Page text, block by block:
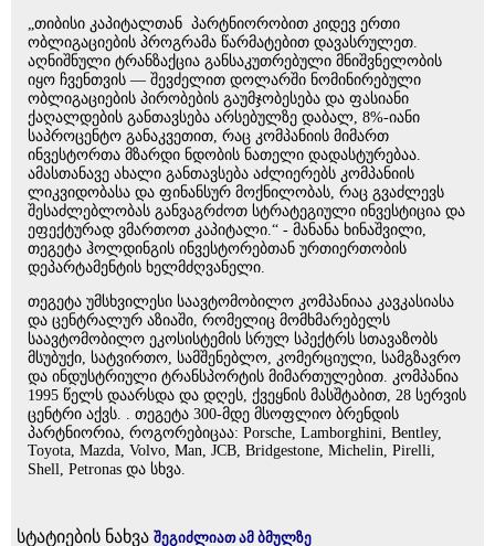
„თიბისი კაპიტალთან პარტნიორობით კიდევ ერთი
ობლიგაციების პროგრამა წარმატებით დავასრულეთ.
აღნიშნული ტრანზაქცია განსაკუთრებული მნიშვნელობის
იყო ჩვენთვის — შევძელით დოლარში ნომინირებული
ობლიგაციების პირობების გაუმჯობესება და ფასიანი
ქაღალდების განთავსება არსებულზე დაბალ, 8%-იანი
საპროცენტო განაკვეთით, რაც კომპანიის მიმართ
ინვესტორთა მზარდი ნდობის ნათელი დადასტურებაა.
ამასთანავე ახალი განთავსება აძლიერებს კომპანიის
ლიკვიდობასა და ფინანსურ მოქნილობას, რაც გვაძლევს
შესაძლებლობას განვაგრძოთ სტრატეგიული ინვესტიცია და
ეფექტურად ვმართოთ კაპიტალი.“ - მანანა ხინაშვილი,
თეგეტა ჰოლდინგის ინვესტორებთან ურთიერთობის
დეპარტამენტის ხელმძღვანელი.
თეგეტა უმსხვილესი საავტომობილო კომპანიაა კავკასიასა
და ცენტრალურ აზიაში, რომელიც მომხმარებელს
საავტომობილო ეკოსისტემის სრულ სპექტრს სთავაზობს
მსუბუქი, სატვირთო, სამშენებლო, კომერციული, სამგზავრო
და ინდუსტრიული ტრანსპორტის მიმართულებით. კომპანია
1995 წელს დაარსდა და დღეს, ქვეყნის მასშტაბით, 28 სერვის
ცენტრი აქვს. . თეგეტა 300-მდე მსოფლიო ბრენდის
პარტნიორია, როგორებიცაა: Porsche, Lamborghini, Bentley,
Toyota, Mazda, Volvo, Man, JCB, Bridgestone, Michelin, Pirelli,
Shell, Petronas და სხვა.
სტატიების ნახვა შეგიძლიათ ამ ბმულზე